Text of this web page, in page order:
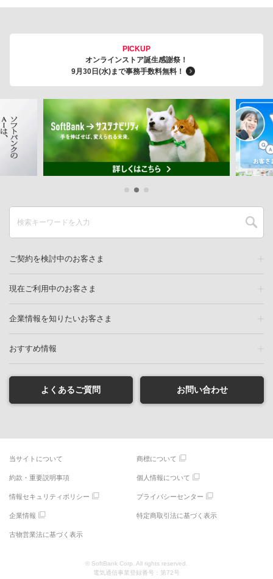
PICKUP
オンラインストア誕生感謝祭！
9月30日(水)まで事務手数料無料！
ご契約を検討中のお客さま
現在ご利用中のお客さま
企業情報を知りたいお客さま
おすすめ情報
よくあるご質問 お問い合わせ
当サイトについて 商標について
約款・重要説明事項 個人情報について
情報セキュリティポリシー プライバシーセンター
企業情報 特定商取引法に基づく表示
古物営業法に基づく表示
© SoftBank Corp. All rights reserved.
電気通信事業登録番号：第72号